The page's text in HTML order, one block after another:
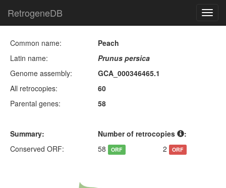
RetrogeneDB
Common name:
Peach
Latin name:
Prunus persica
Genome assembly:
GCA_000346465.1
All retrocopies:
60
Parental genes:
58
Summary: Number of retrocopies
:
Conserved ORF:
58 ORF 2 ORF